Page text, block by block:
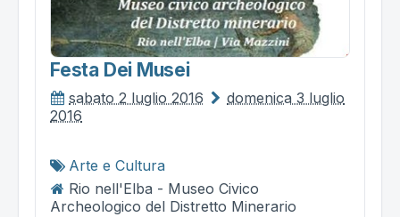
Festa Dei Musei
sabato 2 luglio 2016
domenica 3 luglio
2016
Arte e Cultura
Rio nell'Elba - Museo Civico
Archeologico del Distretto Minerario